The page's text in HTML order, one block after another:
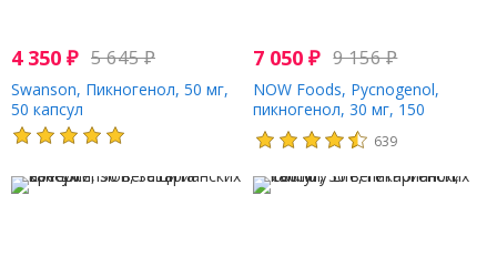
4 350 ₽ 5 645₽
Swanson, Пикногенол, 50 мг,
50 капсул
7 050₽ 9 156₽
NOW Foods, Pycnogenol,
пикногенол, 30 мг, 150
вегетарианских капсул
639